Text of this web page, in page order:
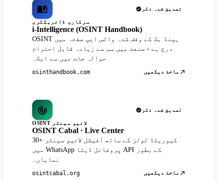
تصدیق شدہ ذکر
سرکاری ڈائریکٹری
i-Intelligence (OSINT Handbook)
OSINT ہینڈ بک کے وقف شدہ واٹس ایپ صفحہ میں
درج ہے - صنعت میں سب سے زیادہ قابل احترام
حوالہ جات میں سے ایک۔
osinthandbook.com ماخذ دیکھیں
تصدیق شدہ ذکر
OSINT لائیو سینٹر
OSINT Cabal · Live Center
30+ کیوریٹڈ ٹولز کے ساتھ آفیشل لائیو سینٹر
میں WhatsApp پروفائل ڈیٹا API کے بطور
نمایاں۔
osintcabal.org ماخذ دیکھیں